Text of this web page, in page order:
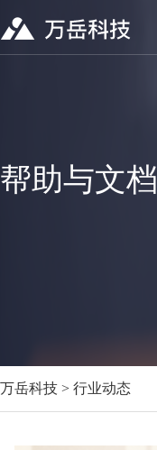
帮助与文档
万岳科技 > 行业动态